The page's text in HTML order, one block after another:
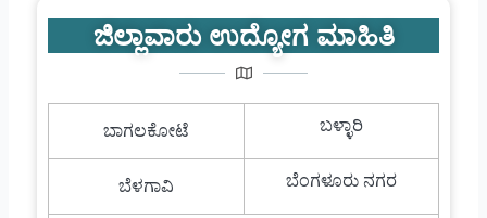
ಜಿಲ್ಲಾವಾರು ಉದ್ಯೋಗ ಮಾಹಿತಿ
ಬಾಗಲಕೋಟೆ ಬಳ್ಳಾರಿ
ಬೆಳಗಾವಿ ಬೆಂಗಳೂರು ನಗರ